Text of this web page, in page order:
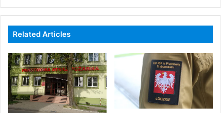
Related Articles